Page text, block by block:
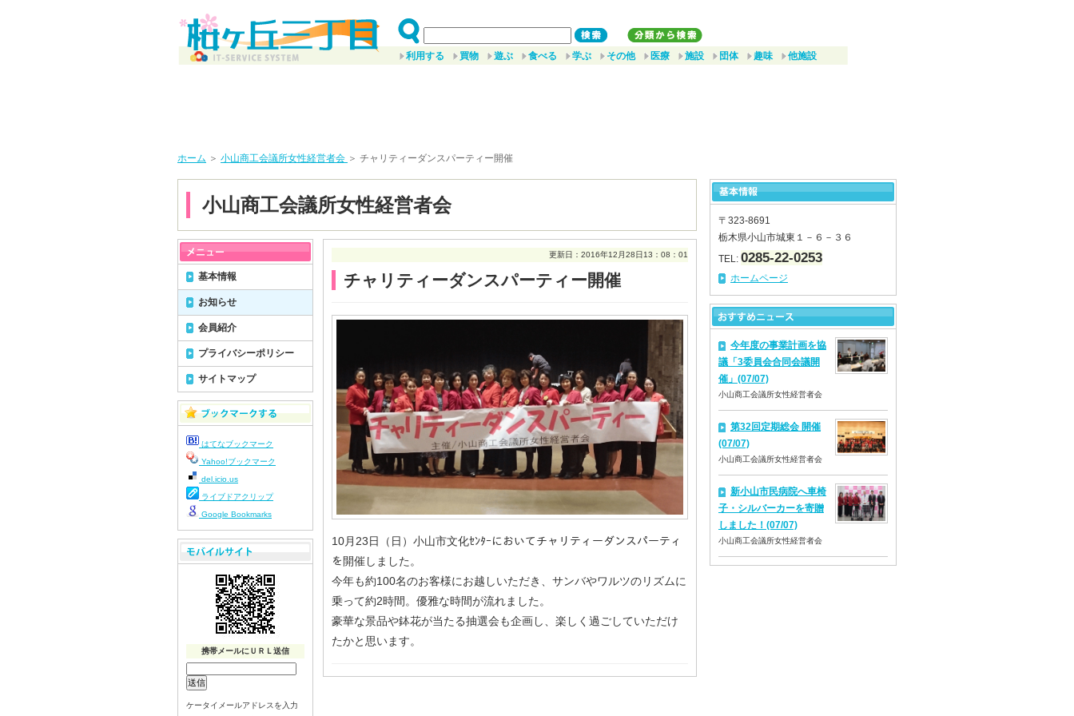
利用する 買物 遊ぶ 食べる 学ぶ その他 医療 施設 団体 趣味 他施設
ホーム ＞ 小山商工会議所女性経営者会 ＞ チャリティーダンスパーティー開催
小山商工会議所女性経営者会
更新日：2016年12月28日13：08：01
チャリティーダンスパーティー開催
10月23日（日）小山市文化ｾﾝﾀｰにおいてチャリティーダンスパーティ
を開催しました。
今年も約100名のお客様にお越しいただき、サンバやワルツのリズムに
乗って約2時間。優雅な時間が流れました。
豪華な景品や鉢花が当たる抽選会も企画し、楽しく過ごしていただけ
たかと思います。
基本情報
お知らせ
会員紹介
プライバシーポリシー
サイトマップ
はてなブックマーク
Yahoo!ブックマーク
del.icio.us
ライブドアクリップ
Google Bookmarks
携帯メールにＵＲＬ送信
ケータイメールアドレスを入力
〒323-8691
栃木県小山市城東１－６－３６
TEL: 0285-22-0253
ホームページ
今年度の事業計画を協
議「3委員会合同会議開
催」(07/07)
小山商工会議所女性経営者会
第32回定期総会 開催
(07/07)
小山商工会議所女性経営者会
新小山市民病院へ車椅
子・シルバーカーを寄贈
しました！(07/07)
小山商工会議所女性経営者会